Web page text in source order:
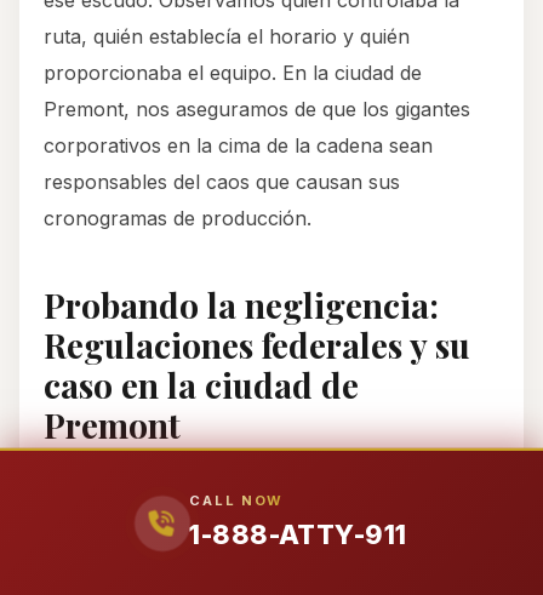
CALL NOW
1-888-ATTY-911
ruta, quién establecía el horario y quién
proporcionaba el equipo. En la ciudad de
Premont, nos aseguramos de que los gigantes
corporativos en la cima de la cadena sean
responsables del caos que causan sus
cronogramas de producción.
Probando la negligencia:
Regulaciones federales y su
caso en la ciudad de
Premont
camión en la ciudad de Premont requiere
demostrar que alguien violó el “estándar de